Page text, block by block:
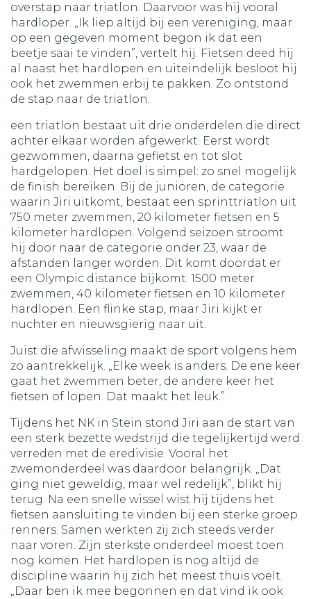
overstap naar triatlon. Daarvoor was hij vooral
hardloper. „Ik liep altijd bij een vereniging, maar
op een gegeven moment begon ik dat een
beetje saai te vinden”, vertelt hij. Fietsen deed hij
al naast het hardlopen en uiteindelijk besloot hij
ook het zwemmen erbij te pakken. Zo ontstond
de stap naar de triatlon.
een triatlon bestaat uit drie onderdelen die direct
achter elkaar worden afgewerkt. Eerst wordt
gezwommen, daarna gefietst en tot slot
hardgelopen. Het doel is simpel: zo snel mogelijk
de finish bereiken. Bij de junioren, de categorie
waarin Jiri uitkomt, bestaat een sprinttriatlon uit
750 meter zwemmen, 20 kilometer fietsen en 5
kilometer hardlopen. Volgend seizoen stroomt
hij door naar de categorie onder 23, waar de
afstanden langer worden. Dit komt doordat er
een Olympic distance bijkomt: 1500 meter
zwemmen, 40 kilometer fietsen en 10 kilometer
hardlopen. Een flinke stap, maar Jiri kijkt er
nuchter en nieuwsgierig naar uit.
Juist die afwisseling maakt de sport volgens hem
zo aantrekkelijk. „Elke week is anders. De ene keer
gaat het zwemmen beter, de andere keer het
fietsen of lopen. Dat maakt het leuk.”
Tijdens het NK in Stein stond Jiri aan de start van
een sterk bezette wedstrijd die tegelijkertijd werd
verreden met de eredivisie. Vooral het
zwemonderdeel was daardoor belangrijk. „Dat
ging niet geweldig, maar wel redelijk”, blikt hij
terug. Na een snelle wissel wist hij tijdens het
fietsen aansluiting te vinden bij een sterke groep
renners. Samen werkten zij zich steeds verder
naar voren. Zijn sterkste onderdeel moest toen
nog komen. Het hardlopen is nog altijd de
discipline waarin hij zich het meest thuis voelt.
„Daar ben ik mee begonnen en dat vind ik ook